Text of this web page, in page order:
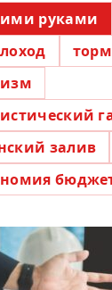
руками
залив